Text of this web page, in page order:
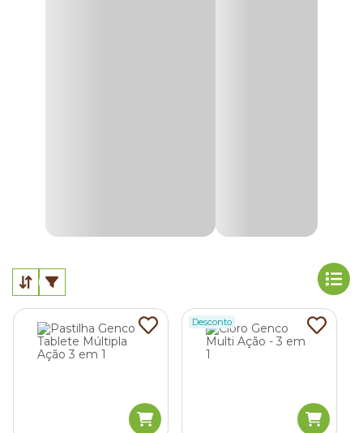
entender como cada categoria funciona e quais benefícios
A seguir, veja os principais tipos de cloro usados no
tratamento da água e para quais situações cada um deles é
indicado!
Hipoclorito de Cálcio
O hipoclorito de cálcio é um cloro inorgânico de alta
concentração e ação sanitizante rápida, ideal para eliminar
Desconto